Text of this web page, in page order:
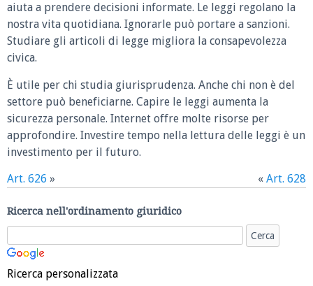
aiuta a prendere decisioni informate. Le leggi regolano la
nostra vita quotidiana. Ignorarle può portare a sanzioni.
Studiare gli articoli di legge migliora la consapevolezza
civica.
È utile per chi studia giurisprudenza. Anche chi non è del
settore può beneficiarne. Capire le leggi aumenta la
sicurezza personale. Internet offre molte risorse per
approfondire. Investire tempo nella lettura delle leggi è un
investimento per il futuro.
Art. 626 » « Art. 628
Ricerca nell'ordinamento giuridico
Ricerca personalizzata